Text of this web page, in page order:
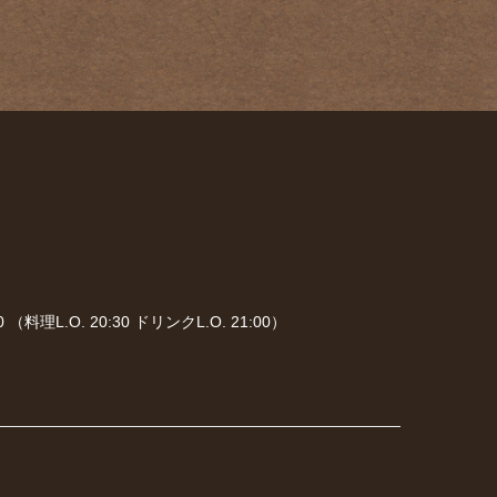
料理L.O. 20:30 ドリンクL.O. 21:00）